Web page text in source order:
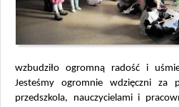
wzbudziło ogromną radość i
Jesteśmy ogromnie wdzięczni za
przedszkola, nauczycielami i